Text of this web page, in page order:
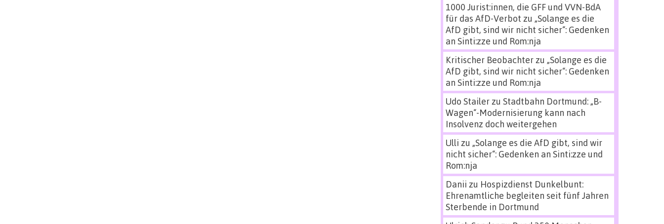
1000 Jurist:innen, die GFF und VVN-BdA
für das AfD-Verbot zu „Solange es die
AfD gibt, sind wir nicht sicher“: Gedenken
an Sinti:zze und Rom:nja
Kritischer Beobachterzu „Solange es die
AfD gibt, sind wir nicht sicher“: Gedenken
an Sinti:zze und Rom:nja
Udo Stailerzu Stadtbahn Dortmund: „B-
Wagen“-Modernisierung kann nach
Insolvenz doch weitergehen
Ulli zu „Solange es die AfD gibt, sind wir
nicht sicher“: Gedenken an Sinti:zze und
Rom:nja
Danii zu Hospizdienst Dunkelbunt:
Ehrenamtliche begleiten seit fünf Jahren
Sterbende in Dortmund